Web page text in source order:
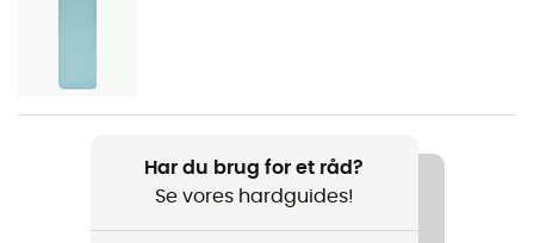
Vægt
V Notch UL 40
Har du brug for et råd?
Se vores hardguides!